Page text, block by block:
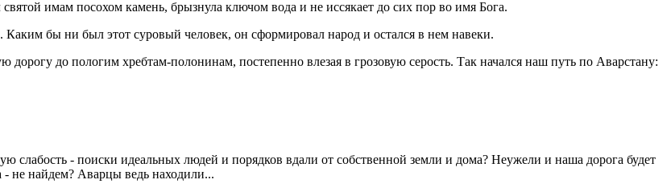
имам посохом камень, брызнула ключом вода и не иссякает до сих пор во имя Бога.
бы ни был этот суровый человек, он сформировал народ и остался в нем навеки.
до пологим хребтам-полонинам, постепенно влезая в грозовую серость. Так начался наш путь по Аварстану:
слабость - поиски идеальных людей и порядков вдали от собственной земли и дома? Неужели и наша дорога будет
не найдем? Аварцы ведь находили...